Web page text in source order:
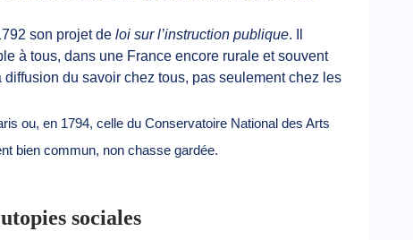
son projet de loi sur l’instruction publique. Il
à tous, dans une France encore rurale et souvent
du savoir chez tous, pas seulement chez les
ou, en 1794, celle du Conservatoire National des Arts
bien commun, non chasse gardée.
sociales